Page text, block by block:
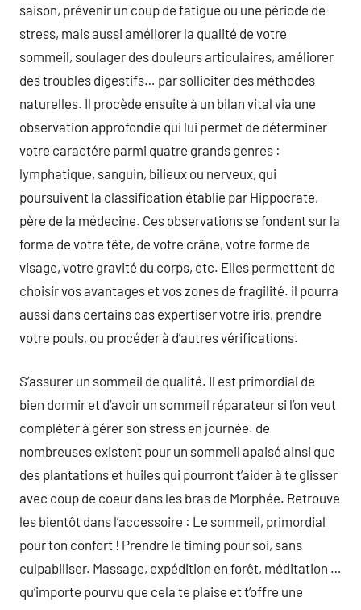
saison, prévenir un coup de fatigue ou une période de
stress, mais aussi améliorer la qualité de votre
sommeil, soulager des douleurs articulaires, améliorer
des troubles digestifs… par solliciter des méthodes
naturelles. Il procède ensuite à un bilan vital via une
observation approfondie qui lui permet de déterminer
votre caractére parmi quatre grands genres :
lymphatique, sanguin, bilieux ou nerveux, qui
poursuivent la classification établie par Hippocrate,
père de la médecine. Ces observations se fondent sur la
forme de votre tête, de votre crâne, votre forme de
visage, votre gravité du corps, etc. Elles permettent de
choisir vos avantages et vos zones de fragilité. il pourra
aussi dans certains cas expertiser votre iris, prendre
votre pouls, ou procéder à d’autres vérifications.
S’assurer un sommeil de qualité. Il est primordial de
bien dormir et d’avoir un sommeil réparateur si l’on veut
compléter à gérer son stress en journée. de
nombreuses existent pour un sommeil apaisé ainsi que
des plantations et huiles qui pourront t’aider à te glisser
avec coup de coeur dans les bras de Morphée. Retrouve
les bientôt dans l’accessoire : Le sommeil, primordial
pour ton confort ! Prendre le timing pour soi, sans
culpabiliser. Massage, expédition en forêt, méditation …
qu’importe pourvu que cela te plaise et t’offre une